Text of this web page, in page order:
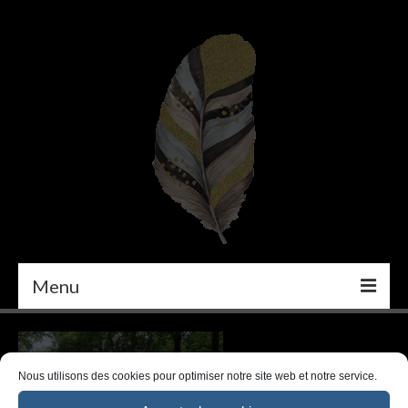
Nous utilisons des cookies pour optimiser notre site web et notre service.
Menu
PEINTURE
DÉCORATION INTÉRIEURE